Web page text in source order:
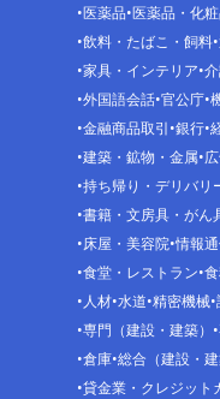
医薬品 医薬品・化
飲料・たばこ・飼料
家具・インテリア
外国語会話 官公庁
金融商品取引 銀行
建築・鉱物・金属
持ち帰り・デリバリ
書籍・文房具・がん
床屋・美容院 情報
食堂・レストラン
人材 水道 精密機械
専門（建設・建築）
倉庫 総合（建設・建
貸金業・クレジット